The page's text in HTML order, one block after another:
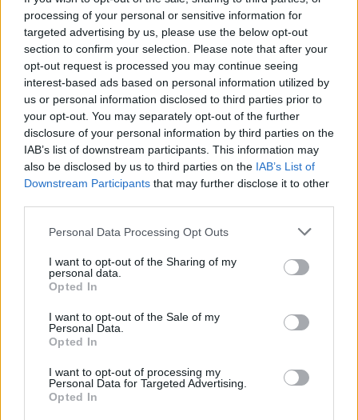
processing of your personal or sensitive information for
targeted advertising by us, please use the below opt-out
section to confirm your selection. Please note that after your
opt-out request is processed you may continue seeing
interest-based ads based on personal information utilized by
us or personal information disclosed to third parties prior to
your opt-out. You may separately opt-out of the further
disclosure of your personal information by third parties on the
IAB’s list of downstream participants. This information may
also be disclosed by us to third parties on the IAB’s List of
Downstream Participants that may further disclose it to other
Personal Data Processing Opt Outs
I want to opt-out of the Sharing of my
personal data.
Opted In
I want to opt-out of the Sale of my
Personal Data.
Opted In
I want to opt-out of processing my
Personal Data for Targeted Advertising.
Opted In
TheCars.gr| 19/02/2026 18:00
Δοκιμάζουμε το οικογενειακό
ηλεκτρικό Omoda 5
Η Volkswagen παρουσιάζει το νέο